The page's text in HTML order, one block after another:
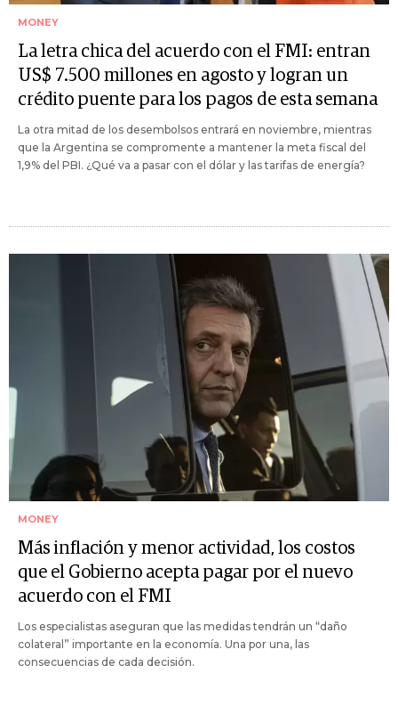
MONEY
La letra chica del acuerdo con el FMI: entran
US$ 7.500 millones en agosto y logran un
crédito puente para los pagos de esta semana
La otra mitad de los desembolsos entrará en noviembre, mientras
que la Argentina se compromente a mantener la meta fiscal del
1,9% del PBI. ¿Qué va a pasar con el dólar y las tarifas de energía?
MONEY
Más inflación y menor actividad, los costos
que el Gobierno acepta pagar por el nuevo
acuerdo con el FMI
Los especialistas aseguran que las medidas tendrán un “daño
colateral” importante en la economía. Una por una, las
consecuencias de cada decisión.